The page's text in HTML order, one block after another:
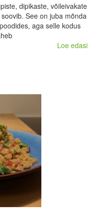
dipikaste, võileivakate
See on juba mõnda
aga selle kodus
Loe edasi